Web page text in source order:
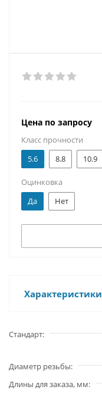
Цена по запросу
Класс прочности
5.6
8.8 10.9
Оцинковка
Да
Нет
Характеристики
Стандарт
Диаметр резьбы
Длины для заказа, мм